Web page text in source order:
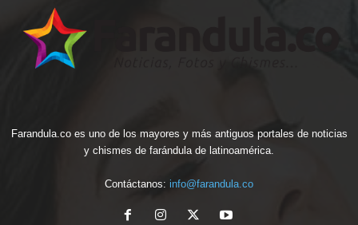
Farandula.co es uno de los mayores y más antiguos portales de noticias
y chismes de farándula de latinoamérica.
Contáctanos: info@farandula.co